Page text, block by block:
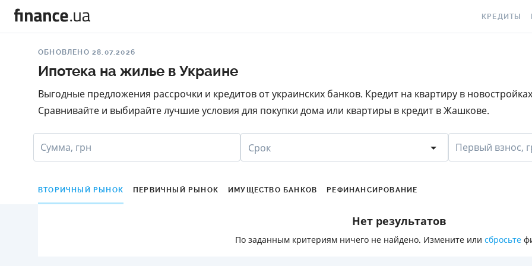
КРЕДИТЫ
КРЕДИТ
ИСТОРИЕЙ
ПОДБОР
ОБНОВЛЕНО 28.07.2026
Ипотека на жилье в Украине
Выгодные предложения рассрочки и кредитов от украинских банков. Кредит на квартиру в
Сравнивайте и выбирайте лучшие условия для покупки дома или квартиры в кредит в Жашкове.
Сумма, грн Срок Первый взнос,
ВТОРИЧНЫЙ РЫНОК ПЕРВИЧНЫЙ РЫНОК ИМУЩЕСТВО БАНКОВ РЕФИНАНСИРОВАНИЕ
Нет результатов
По заданным критериям ничего не найдено. Измените или сбросьте